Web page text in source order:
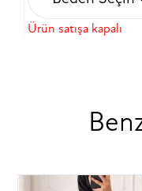
Ürün satışa kapalı